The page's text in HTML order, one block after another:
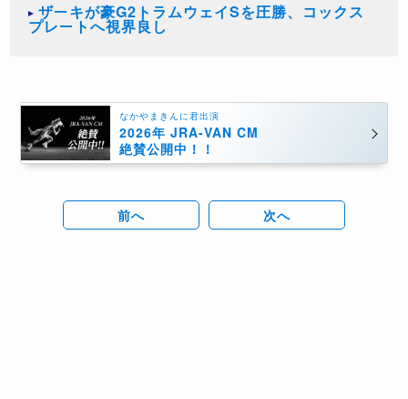
ザーキが豪G2トラムウェイSを圧勝、コックス
プレートへ視界良し
なかやまきんに君出演
2026年 JRA-VAN CM
絶賛公開中！！
前へ 次へ